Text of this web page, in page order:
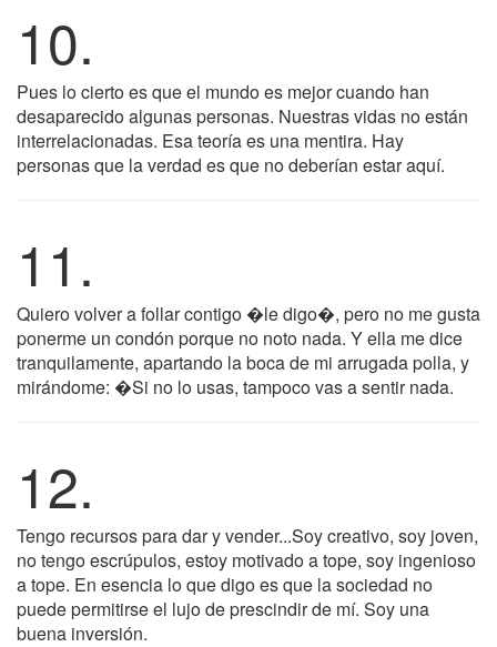
10.
Pues lo cierto es que el mundo es mejor cuando han
desaparecido algunas personas. Nuestras vidas no están
interrelacionadas. Esa teoría es una mentira. Hay
personas que la verdad es que no deberían estar aquí.
11.
Quiero volver a follar contigo �le digo�, pero no me gusta
ponerme un condón porque no noto nada. Y ella me dice
tranquilamente, apartando la boca de mi arrugada polla, y
mirándome: �Si no lo usas, tampoco vas a sentir nada.
12.
Tengo recursos para dar y vender...Soy creativo, soy joven,
no tengo escrúpulos, estoy motivado a tope, soy ingenioso
a tope. En esencia lo que digo es que la sociedad no
puede permitirse el lujo de prescindir de mí. Soy una
buena inversión.